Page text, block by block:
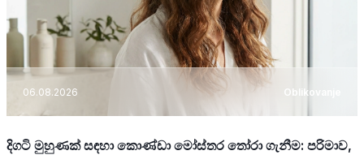
06.08.2026 Oblikovanje
දිගටි මුහුණක් සඳහා කොණ්ඩා මෝස්තර තෝරා ගැනීම: පරිමාව,